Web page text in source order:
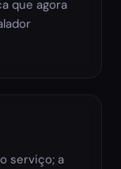
que agora
serviço; a